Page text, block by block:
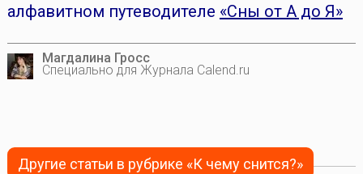
алфавитном путеводителе «Сны от А до Я»
Магдалина Гросс
Специально для Журнала Calend.ru
Другие статьи в рубрике «К чему снится?»